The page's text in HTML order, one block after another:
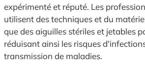
expérimenté et réputé. Les
utilisent des techniques et du
que des aiguilles stériles et jetables
réduisant ainsi les risques
transmission de maladies.